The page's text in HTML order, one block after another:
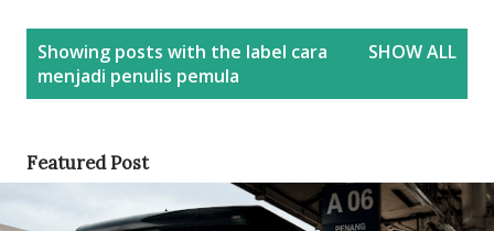
Showing posts with the label cara
menjadi penulis pemula
SHOW ALL
Featured Post